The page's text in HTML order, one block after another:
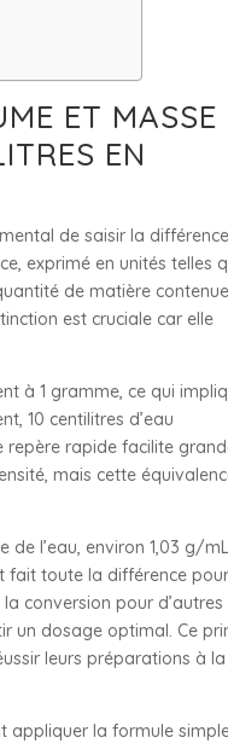
ET MASSE
EN
de saisir la
exprimé en unités telles
de matière
est cruciale car elle
à 1 gramme, ce qui
10 centilitres d’eau
repère rapide facilite
mais cette
l’eau, environ 1,03 g/
fait toute la différence pour
conversion pour d’autres
un dosage optimal. Ce
leurs préparations à la
appliquer la formule